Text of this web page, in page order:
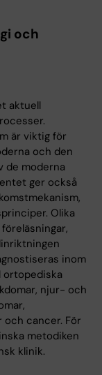
och
aktuell
är viktig för
och den
de moderna
ger också
Olika
inom
ortopediska
njur- och
cancer. För
metodiken
klinik.